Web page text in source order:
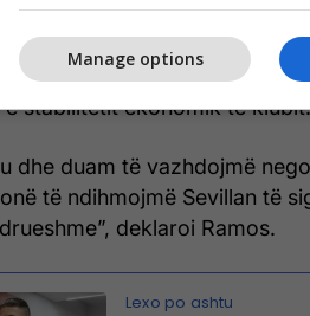
ndryshimet në ofertë u bënë
të La Ligës dhe këshilltarëve
stabilitetit ekonomik të klubit.
dhe duam të vazhdojmë
të ndihmojmë Sevillan të
deklaroi Ramos.
Manage options